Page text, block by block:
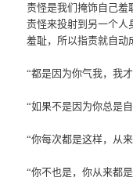
责怪是我们掩饰自己羞
责怪来投射到另一个人
羞耻，所以指责就自动
“都是因为你气我，我
“如果不是因为你总是
“你每次都是这样，从
“你不也是，你从来都